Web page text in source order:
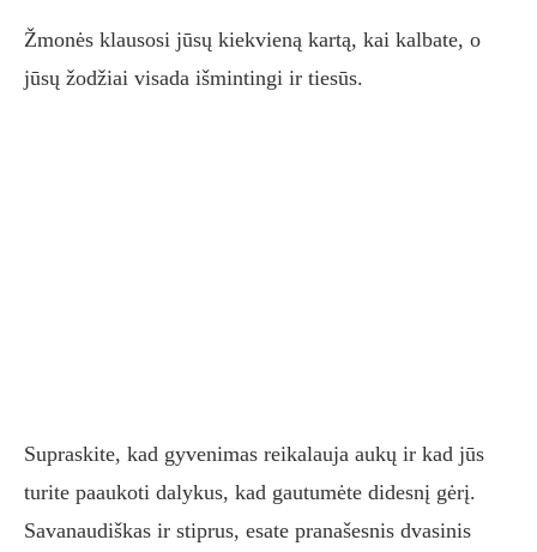
Žmonės klausosi jūsų kiekvieną kartą, kai kalbate, o
jūsų žodžiai visada išmintingi ir tiesūs.
Supraskite, kad gyvenimas reikalauja aukų ir kad jūs
turite paaukoti dalykus, kad gautumėte didesnį gėrį.
Savanaudiškas ir stiprus, esate pranašesnis dvasinis